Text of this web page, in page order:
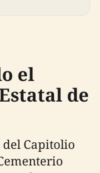
el
de
del Capitolio